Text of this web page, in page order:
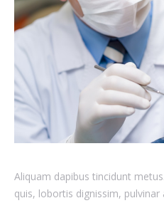
Aliquam dapibus tincidunt
quis, lobortis dignissim,